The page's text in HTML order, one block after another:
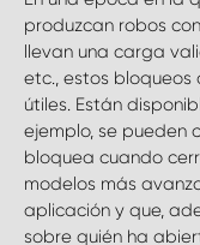
produzcan robos
llevan una carga
etc., estos
útiles. Están
ejemplo, se pueden
bloquea cuando
modelos más
aplicación y que,
sobre quién ha